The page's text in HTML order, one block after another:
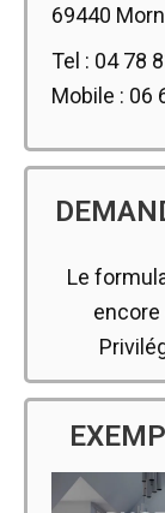
69440
Tel : 04 78
Mobile : 06
Le
encore